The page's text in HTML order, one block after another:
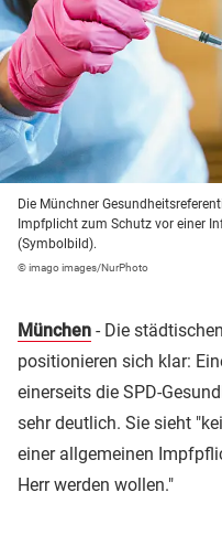
Die Münchner
Impfplicht zum Schutz vor einer
(Symbolbild).
© imago images/NurPhoto
München - Die
positionieren sich klar:
einerseits die SPD-
sehr deutlich. Sie sieht
einer allgemeinen
Herr werden wollen."